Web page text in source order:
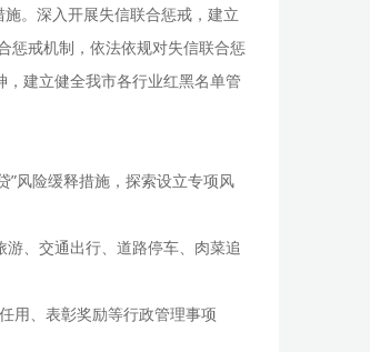
施。深入开展失信联合惩戒，建立
惩戒机制，依法依规对失信联合惩
建立健全我市各行业红黑名单管
”风险缓释措施，探索设立专项风
游、交通出行、道路停车、肉菜追
用、表彰奖励等行政管理事项